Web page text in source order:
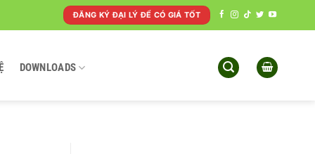
ĐĂNG KÝ ĐẠI LÝ ĐỂ CÓ GIÁ TỐT
DOWNLOADS